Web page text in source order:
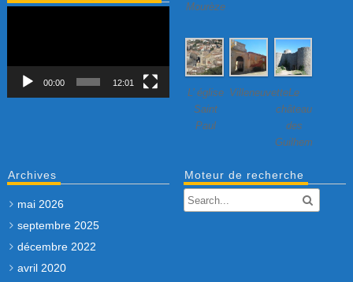
00:00 12:01
Mourèze
L’ église
Saint
Paul
Villeneuvette…
Le
château
des
Guilhem
Archives
mai 2026
septembre 2025
décembre 2022
avril 2020
Moteur de recherche